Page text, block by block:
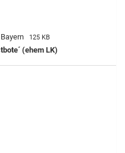
125 KB
(ehem LK)